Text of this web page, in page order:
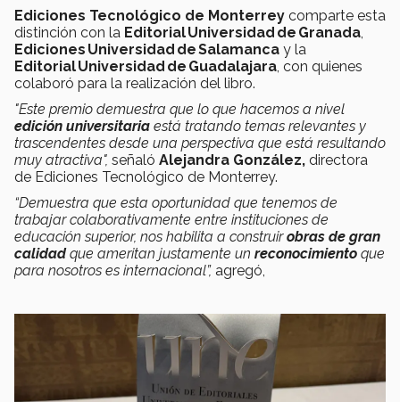
Ediciones Tecnológico de Monterrey comparte esta
distinción con la Editorial Universidad de Granada
Ediciones Universidad de Salamanca y la
Editorial Universidad de Guadalajara , con quienes
colaboró para la realización del libro.
"Este premio demuestra que lo que hacemos a nivel
edición universitaria está tratando temas relevantes y
trascendentes desde una perspectiva que está resultando
muy atractiva", señaló Alejandra González, directora
de Ediciones Tecnológico de Monterrey.
“Demuestra que esta oportunidad que tenemos de
trabajar colaborativamente entre instituciones de
educación superior, nos habilita a construirobras de gran
calidadque ameritan justamente un reconocimiento que
para nosotros es internacional”, agregó,